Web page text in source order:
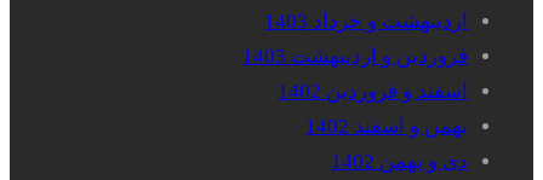
اردیبهشت و خرداد 1403
فروردین و اردیبهشت 1403
اسفند و فروردین 1402
بهمن و اسفند 1402
دی و بهمن 1402